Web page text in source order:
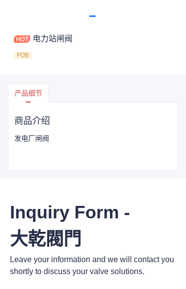
电力站闸阀
FOB
产品细节
商品介绍
发电厂闸阀
Inquiry Form -
大乾閥門
Leave your information and we will contact you
shortly to discuss your valve solutions.